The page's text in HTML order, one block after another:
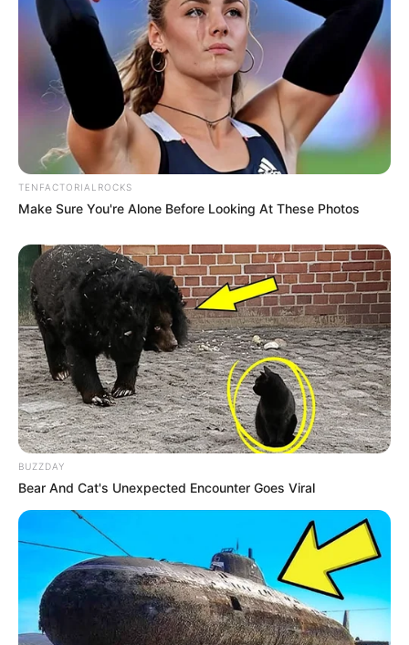
TENFACTORIALROCKS
Make Sure You're Alone Before Looking At These Photos
BUZZDAY
Bear And Cat's Unexpected Encounter Goes Viral